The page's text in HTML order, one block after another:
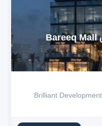
مول بريق التجمع الخامس Bareeq Mall